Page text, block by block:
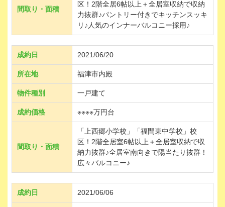
間取り・面積
区！2階全居6帖以上＋全居室収納で収納
力抜群♪パントリー付きでキッチンスッキ
リ♪人気のインナーバルコニー採用♪
成約日 2021/06/20
所在地 福津市内殿
物件種別 一戸建て
成約価格 ※※※※万円台
間取り・面積
「上西郷小学校」「福間東中学校」校
区！2階全居室6帖以上＋全居室収納で収
納力抜群♪全居室南向きで陽当たり抜群！
広々バルコニー♪
成約日 2021/06/06